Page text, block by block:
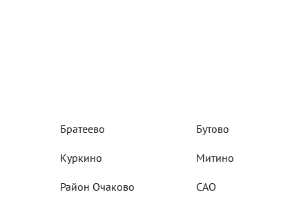
Братеево Бутово
Куркино Митино
Район Очаково САО